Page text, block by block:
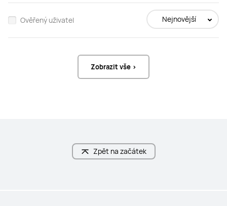
Ověřený uživatel Nejnovější
Zobrazit vše >
Zpět na začátek